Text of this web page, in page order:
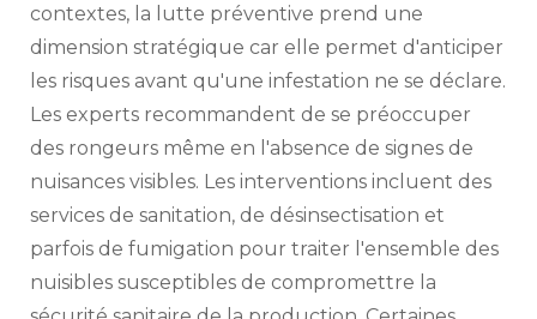
contextes, la lutte préventive prend une
dimension stratégique car elle permet d'anticiper
les risques avant qu'une infestation ne se déclare.
Les experts recommandent de se préoccuper
des rongeurs même en l'absence de signes de
nuisances visibles. Les interventions incluent des
services de sanitation, de désinsectisation et
parfois de fumigation pour traiter l'ensemble des
nuisibles susceptibles de compromettre la